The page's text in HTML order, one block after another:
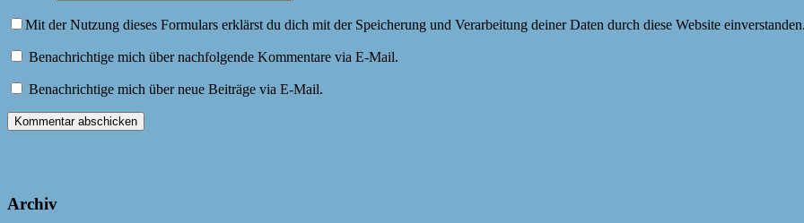
Mit der Nutzung dieses Formulars erklärst du dich mit der Speicherung und Verarbeitung deiner Daten durch diese Website
Benachrichtige mich über nachfolgende Kommentare via E-Mail.
Benachrichtige mich über neue Beiträge via E-Mail.
Archiv